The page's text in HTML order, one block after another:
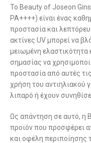
Το Beauty of Joseon
PA++++) είναι ένας
προστασία και
ακτίνες UV μπορεί να
μειωμένη
σημασίας να
προστασία από αυτές
χρήση του αντιηλιακού
λιπαρό ή έχουν
Ως απάντηση σε αυτό, η
προϊόν που προσφέρει
και οφέλη περιποίησης